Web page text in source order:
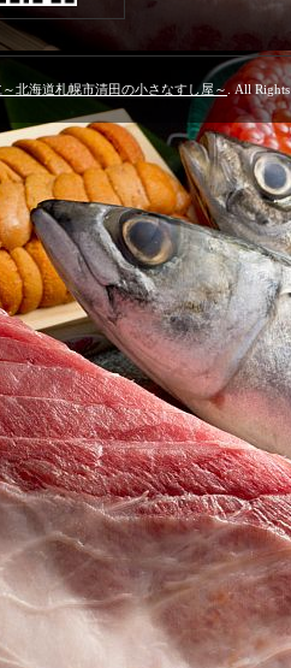
北海道札幌市清田の小さなすし屋～ . All